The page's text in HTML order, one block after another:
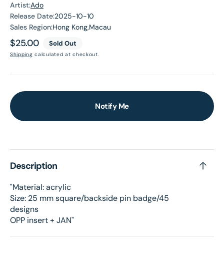
Artist:Ado
Release Date:2025-10-10
Sales Region:Hong Kong,Macau
Regular
price
$25.00 Sold Out
Shipping calculated at checkout.
Notify Me
Description
"Material: acrylic
Size: 25 mm square/backside pin badge/45
designs
OPP insert + JAN"